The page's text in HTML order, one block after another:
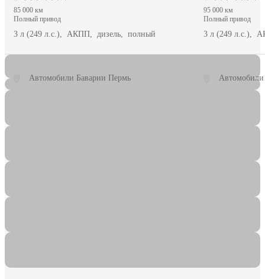
85 000 км
полный привод
3 л (249 л.с.), АКПП, дизель, полный
Автомобили Баварии Пермь
95 000 км
полный привод
3 л (249 л.с.),